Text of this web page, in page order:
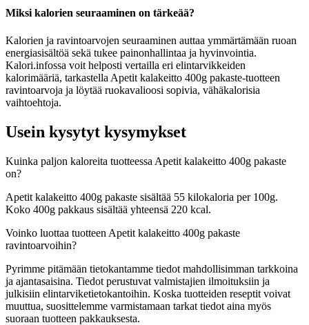
Miksi kalorien seuraaminen on tärkeää?
Kalorien ja ravintoarvojen seuraaminen auttaa ymmärtämään ruoan
energiasisältöä sekä tukee painonhallintaa ja hyvinvointia.
Kalori.infossa voit helposti vertailla eri elintarvikkeiden
kalorimääriä, tarkastella Apetit kalakeitto 400g pakaste-tuotteen
ravintoarvoja ja löytää ruokavalioosi sopivia, vähäkalorisia
vaihtoehtoja.
Usein kysytyt kysymykset
Kuinka paljon kaloreita tuotteessa Apetit kalakeitto 400g pakaste
on?
Apetit kalakeitto 400g pakaste sisältää 55 kilokaloria per 100g.
Koko 400g pakkaus sisältää yhteensä 220 kcal.
Voinko luottaa tuotteen Apetit kalakeitto 400g pakaste
ravintoarvoihin?
Pyrimme pitämään tietokantamme tiedot mahdollisimman tarkkoina
ja ajantasaisina. Tiedot perustuvat valmistajien ilmoituksiin ja
julkisiin elintarviketietokantoihin. Koska tuotteiden reseptit voivat
muuttua, suosittelemme varmistamaan tarkat tiedot aina myös
suoraan tuotteen pakkauksesta.